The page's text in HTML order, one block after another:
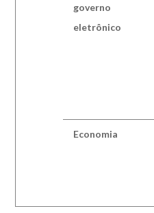
governo
eletrônico
Economia